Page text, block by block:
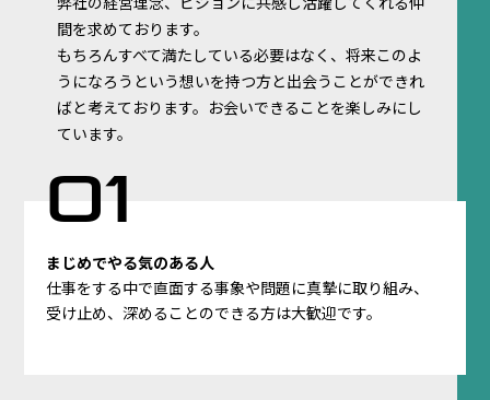
間を求めております。
もちろんすべて満たしている必要はなく、将来このよ
うになろうという想いを持つ方と出会うことができれ
ばと考えております。お会いできることを楽しみにし
ています。
まじめでやる気のある人
仕事をする中で直面する事象や問題に真摯に取り組み、
受け止め、深めることのできる方は大歓迎です。